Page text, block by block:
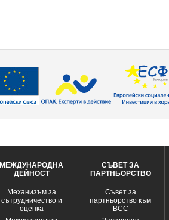
МЕЖДУНАРОДНА
ДЕЙНОСТ
Механизъм за
сътрудничество и
оценка
СЪВЕТ ЗА
ПАРТНЬОРСТВО
Съвет за
партньорство към
ВСС